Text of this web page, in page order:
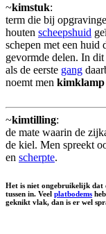
~kimstuk:
term die bij
houten scheepshuid
schepen met een huid
gevormde delen. In
als de eerste gang
noemt men kimklamp
~kimtilling:
de mate waarin de
de kiel. Men spreekt
en scherpte.
Het is niet ongebruikelijk dat
tussen in. Veel platbodems
geknikt vlak, dan is er wel